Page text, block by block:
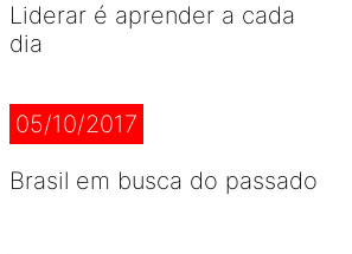
Liderar é aprender a cada
dia
05/10/2017
Brasil em busca do passado